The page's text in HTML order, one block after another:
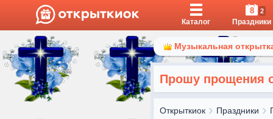
Каталог
8 2
Праздники
Музыкальная
Прошу прощения
Открыткиок Праздники